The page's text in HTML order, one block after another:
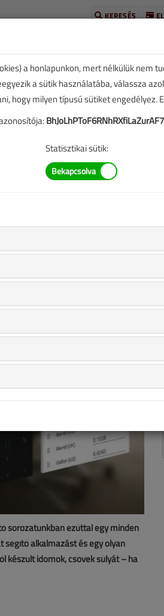
KERESÉS
TARTALOM
veszíthették, valamint a
sorozatunkban ezúttal egy minden
alkalmazást és egy olyan
készült idomok, csövek súlyát – ha
a honlapunkon, mert nélkülük nem
a sütik használatába, válassza
hogy milyen típusú sütiket engedélyez.
Statisztikai sütik: